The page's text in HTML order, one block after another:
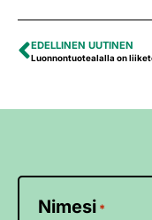
EDELLINEN UUTINEN
Nimesi *